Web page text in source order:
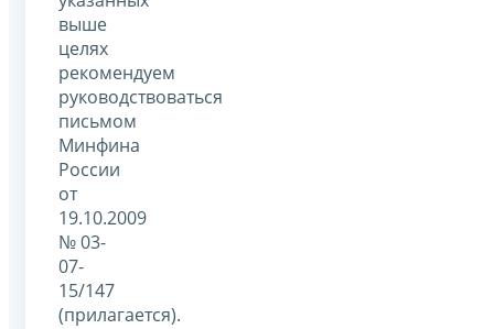
выше
целях
рекомендуем
руководствоваться
письмом
Минфина
России
от
19.10.2009
№ 03-
07-
15/147
(прилагается).